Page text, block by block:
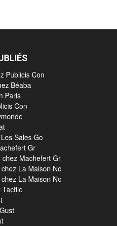
Publicis Con
Béaba
Paris
Con
Sales Go
Gr
Machefert Gr
La Maison No
La Maison No
Tactile